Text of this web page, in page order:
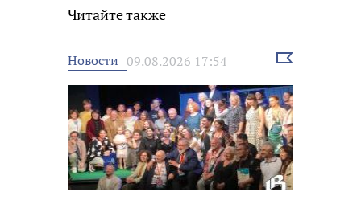
Читайте также
Новости 09.08.2026 17:54
Выбрать